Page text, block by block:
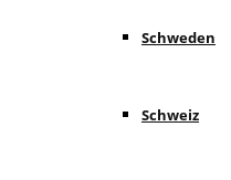
Schweden
Schweiz